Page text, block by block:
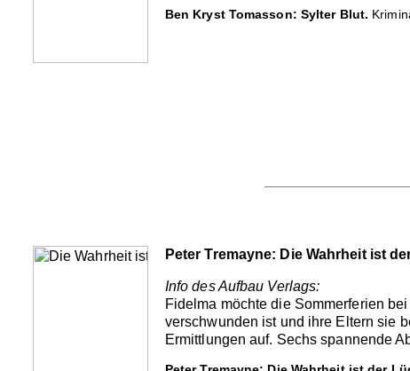
Ben Kryst Tomasson: Sylter Blut.
Peter Tremayne: Die Wahrheit ist
Info des Aufbau Verlags:
Fidelma möchte die Sommerferien
verschwunden ist und ihre Eltern sie
Ermittlungen auf. Sechs spannende